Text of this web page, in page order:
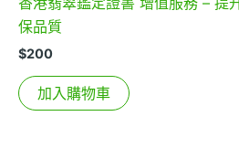
保品質
$200
加入購物車